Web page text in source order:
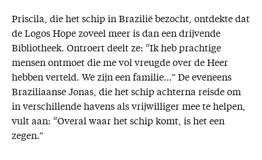
Priscila, die het schip in Brazilië bezocht, ontdekte dat
de Logos Hope zoveel meer is dan een drijvende
Bibliotheek. Ontroert deelt ze: “Ik heb prachtige
mensen ontmoet die me vol vreugde over de Heer
hebben verteld. We zijn een familie…” De eveneens
Braziliaanse Jonas, die het schip achterna reisde om
in verschillende havens als vrijwilliger mee te helpen,
vult aan: “Overal waar het schip komt, is het een
zegen.”